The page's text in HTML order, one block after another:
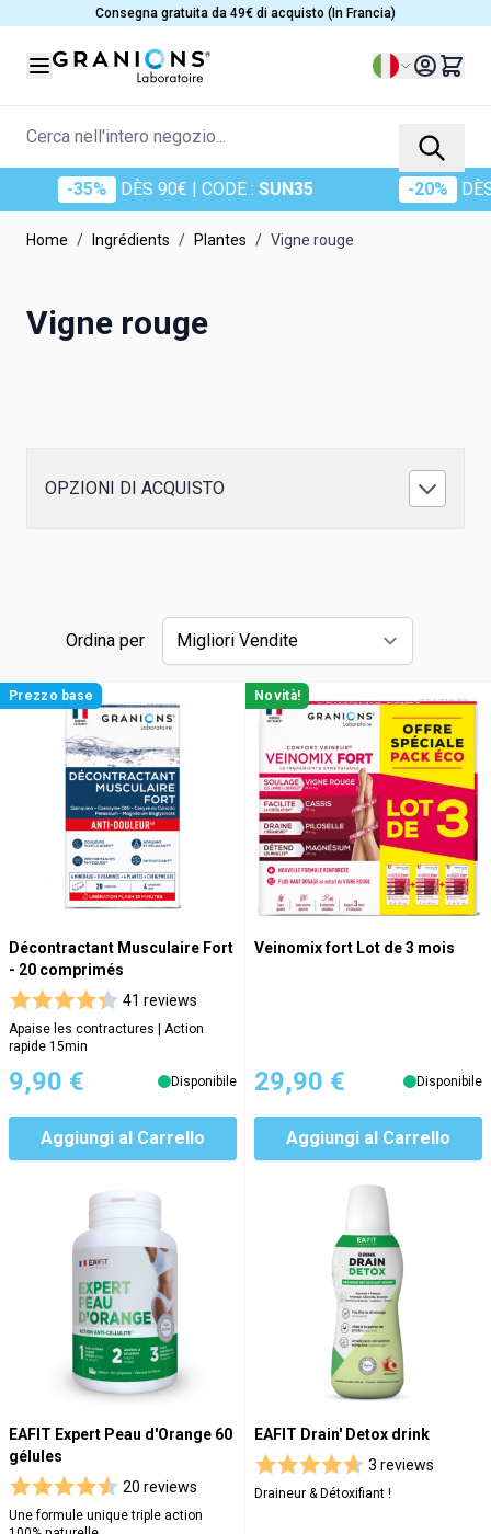
Salta al contenutoConsegna gratuita da 49€ di acquisto (In Francia)
Lingua
Cerca nell'intero negozio...
-35% DÈS 90€| CODE :SUN35 -20% DÈS
Home / Ingrédients / Plantes / Vigne rouge
Vigne rouge
OPZIONI DI ACQUISTO
Ordina per
Prezzo base
Décontractant Musculaire Fort
- 20 comprimés
41 reviews
Apaise les contractures | Action
rapide 15min
9,90 € Disponibile
Aggiungi al Carrello
Novità!
Veinomix fort Lot de 3 mois
29,90 € Disponibile
Aggiungi al Carrello
EAFIT Expert Peau d'Orange 60
gélules
20 reviews
Une formule unique triple action
EAFIT Drain' Detox drink
3 reviews
Draineur & Détoxifiant !